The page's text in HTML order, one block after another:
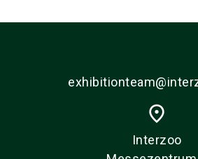
place
Interzoo